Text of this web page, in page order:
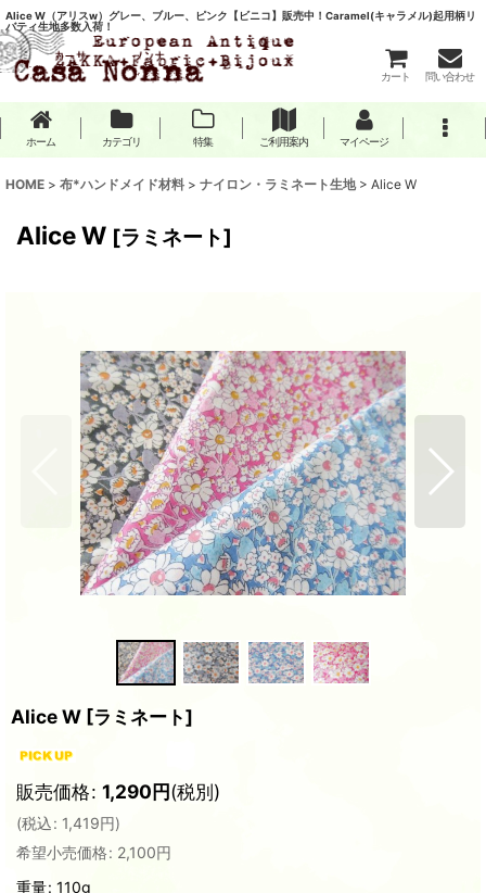
Alice W（アリスw）グレー、ブルー、ピンク【ビニコ】販売中！Caramel(キャラメル)起用柄リ
バティ生地多数入荷！
カート 問い合わせ
ホーム カテゴリ 特集 ご利用案内 マイページ
HOME > 布*ハンドメイド材料 > ナイロン・ラミネート生地 > Alice W
Alice W [ラミネート]
Alice W [ラミネート]
販売価格: 1,290円(税別)
(税込: 1,419円)
希望小売価格: 2,100円
重量: 110g